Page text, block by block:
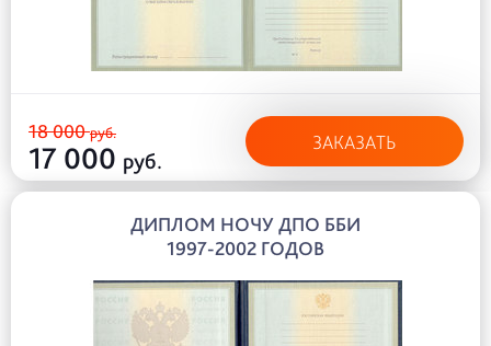
18 000руб.
17 000 руб.
ЗАКАЗАТЬ
ДИПЛОМ НОЧУ ДПО ББИ
1997-2002 ГОДОВ